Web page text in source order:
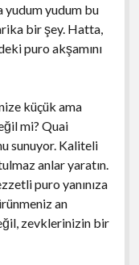
yudum yudum bu
bir şey. Hatta,
puro akşamını
küçük ama
mi? Quai
sunuyor. Kaliteli
anlar yaratın.
puro yanınıza
an
zevklerinizin bir